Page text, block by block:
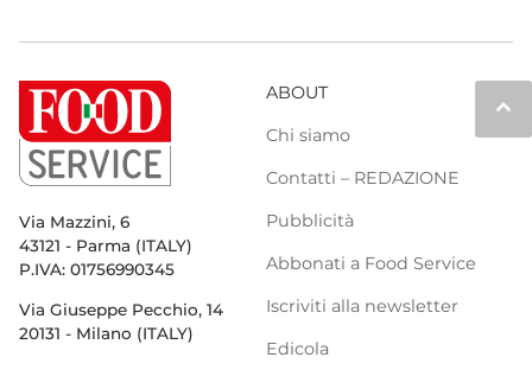
keyboard_arrow_up
Via Mazzini, 6
43121 - Parma (ITALY)
P.IVA: 01756990345
Via Giuseppe Pecchio, 14
20131 - Milano (ITALY)
ABOUT
Chi siamo
Contatti – REDAZIONE
Pubblicità
Abbonati a Food Service
Iscriviti alla newsletter
Edicola